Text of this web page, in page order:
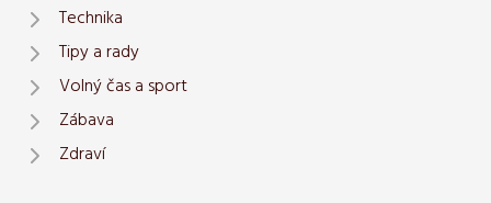
Technika
Tipy a rady
Volný čas a sport
Zábava
Zdraví